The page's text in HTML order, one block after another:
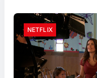
NETFLIX